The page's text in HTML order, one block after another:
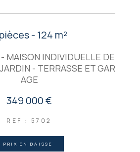
- 124 m²
MAISON INDIVIDUELLE DE
- TERRASSE ET GAR
AGE
349 000 €
REF : 5702
PRIX EN BAISSE